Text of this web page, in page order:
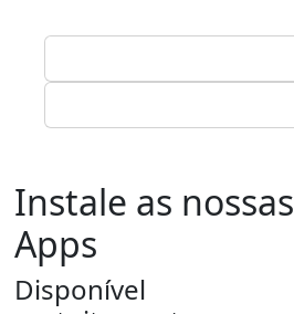
Instale as nossas
Apps
Disponível